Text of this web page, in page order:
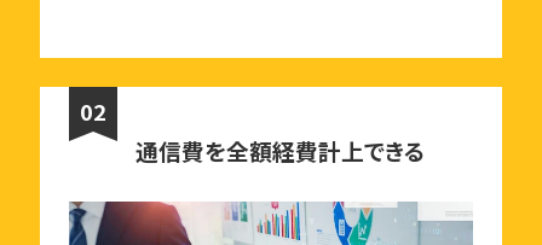
02
通信費を全額経費計上できる